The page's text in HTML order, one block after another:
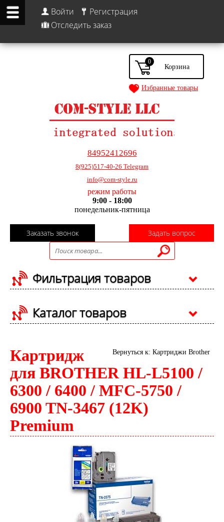
Войти
Регистрация
Отследить заказ
84952412696
8(925)517-40-26 Telegram
info@com-style.ru
режим работы
9:00 - 18:00
понедельник-пятница
Заказать звонок Задать вопрос
0
Избранные товары
Фильтрация товаров
Каталог товаров
Вернуться к: Картриджи Brother
Картридж
для BROTHER HL-L5100 /
6300 / 6400 / MFC-5750 /
6900 TN-3467 (12K)
Premium